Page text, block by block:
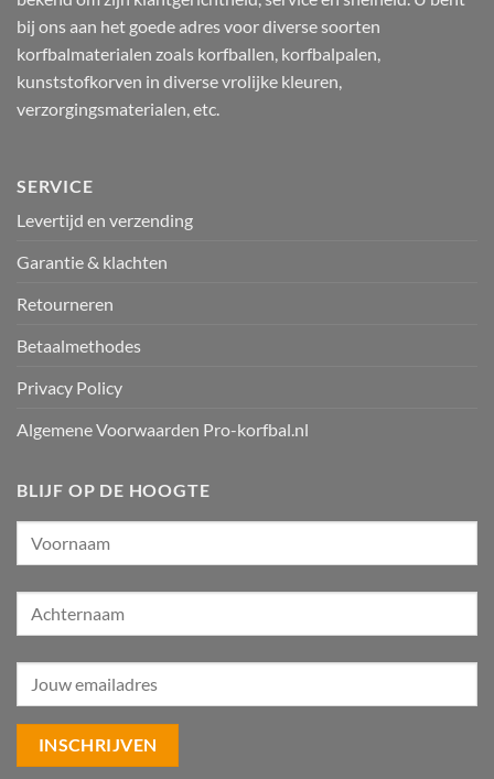
bij ons aan het goede adres voor diverse soorten
korfbalmaterialen zoals korfballen, korfbalpalen,
kunststofkorven in diverse vrolijke kleuren,
verzorgingsmaterialen, etc.
SERVICE
Levertijd en verzending
Garantie & klachten
Retourneren
Betaalmethodes
Privacy Policy
Algemene Voorwaarden Pro-korfbal.nl
BLIJF OP DE HOOGTE